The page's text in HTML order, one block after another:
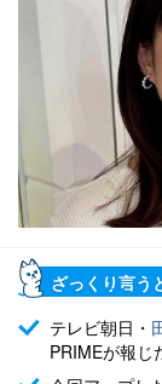
ざっくり言う
テレビ朝日・
PRIMEが報じ